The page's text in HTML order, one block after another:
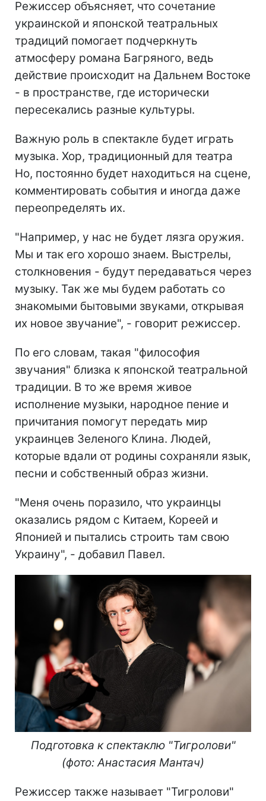
Режиссер объясняет, что сочетание
украинской и японской театральных
традиций помогает подчеркнуть
атмосферу романа Багряного, ведь
действие происходит на Дальнем Востоке
- в пространстве, где исторически
пересекались разные культуры.
Важную роль в спектакле будет играть
музыка. Хор, традиционный для театра
Но, постоянно будет находиться на сцене,
комментировать события и иногда даже
переопределять их.
"Например, у нас не будет лязга оружия.
Мы и так его хорошо знаем. Выстрелы,
столкновения - будут передаваться через
музыку. Так же мы будем работать со
знакомыми бытовыми звуками, открывая
их новое звучание", - говорит режиссер.
По его словам, такая "философия
звучания" близка к японской театральной
традиции. В то же время живое
исполнение музыки, народное пение и
причитания помогут передать мир
украинцев Зеленого Клина. Людей,
которые вдали от родины сохраняли язык,
песни и собственный образ жизни.
"Меня очень поразило, что украинцы
оказались рядом с Китаем, Кореей и
Японией и пытались строить там свою
Украину", - добавил Павел.
Подготовка к спектаклю "Тигролови"
(фото: Анастасия Мантач)
Режиссер также называет "Тигролови"